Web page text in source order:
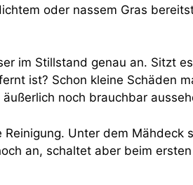
oder nassem Gras
im Stillstand genau an. Sitzt
ist? Schon kleine Schäden
noch brauchbar
Reinigung. Unter dem
an, schaltet aber beim